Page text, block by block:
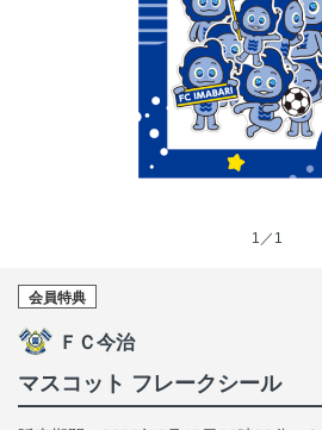
1／1
会員特典
ＦＣ今治
マスコット フレークシール